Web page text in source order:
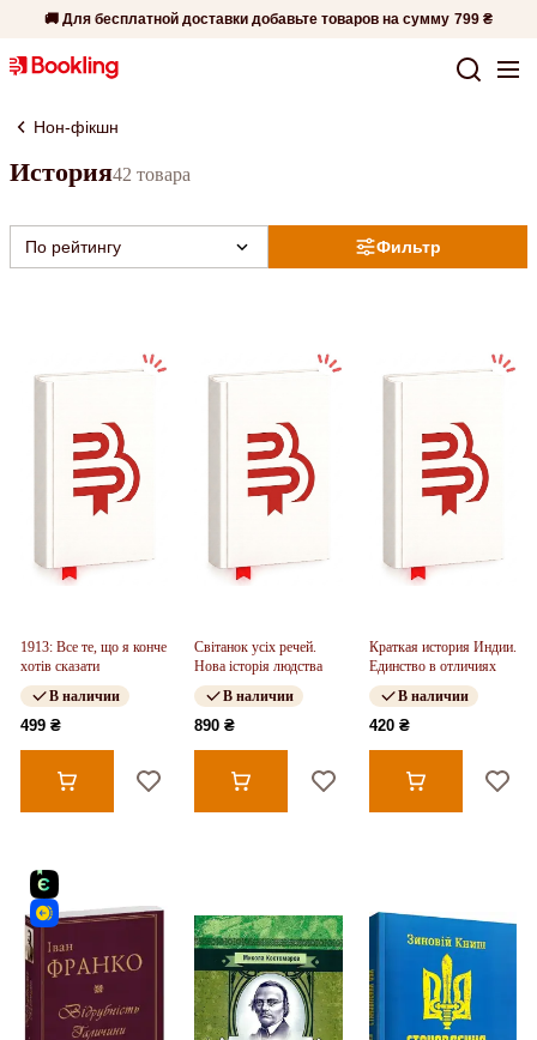
🚚 Для бесплатной доставки добавьте товаров на сумму 799 ₴
Нон-фікшн
История42 товара
Фильтр
По рейтингу
1913: Все те, що я конче
хотів сказати
В наличии
499 ₴
Світанок усіх речей.
Нова історія людства
В наличии
890 ₴
Краткая история Индии.
Единство в отличиях
В наличии
420 ₴